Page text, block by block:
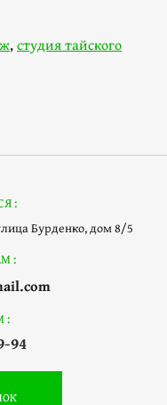
,студия тайского
:
Бурденко, дом 8/5
:
:
94